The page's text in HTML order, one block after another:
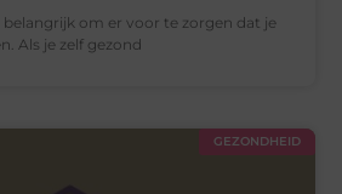
belangrijk om er voor te zorgen dat je
Als je zelf gezond
GEZONDHEID